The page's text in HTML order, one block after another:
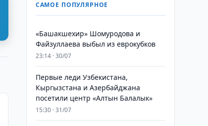
САМОЕ ПОПУЛЯРНОЕ
«Башакшехир» Шомуродова и
Файзуллаева выбыл из еврокубков
23:14 · 30/07
Первые леди Узбекистана,
Кыргызстана и Азербайджана
посетили центр «Алтын Балалык»
15:30 · 31/07